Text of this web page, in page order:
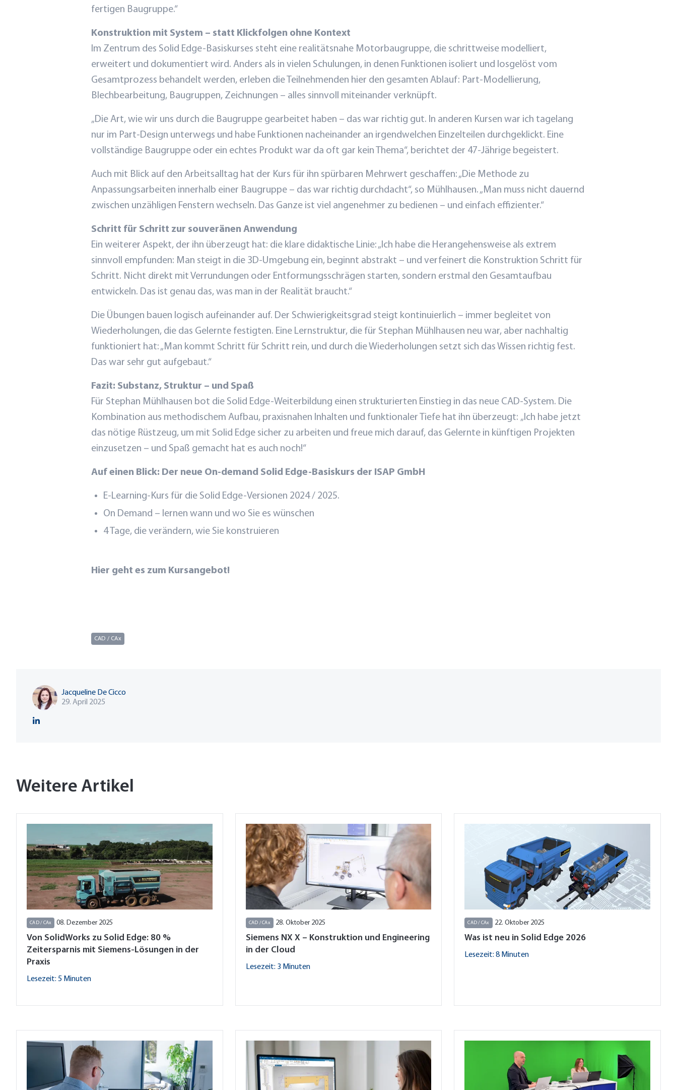
fertigen Baugruppe.“
Konstruktion mit System – statt Klickfolgen ohne Kontext
Im Zentrum des Solid Edge-Basiskurses steht eine realitätsnahe Motorbaugruppe, die schrittweise modelliert,
erweitert und dokumentiert wird. Anders als in vielen Schulungen, in denen Funktionen isoliert und losgelöst vom
Gesamtprozess behandelt werden, erleben die Teilnehmenden hier den gesamten Ablauf: Part-Modellierung,
Blechbearbeitung, Baugruppen, Zeichnungen – alles sinnvoll miteinander verknüpft.
„Die Art, wie wir uns durch die Baugruppe gearbeitet haben – das war richtig gut. In anderen Kursen war ich tagelang
nur im Part-Design unterwegs und habe Funktionen nacheinander an irgendwelchen Einzelteilen durchgeklickt. Eine
vollständige Baugruppe oder ein echtes Produkt war da oft gar kein Thema“, berichtet der 47-Jährige begeistert.
Auch mit Blick auf den Arbeitsalltag hat der Kurs für ihn spürbaren Mehrwert geschaffen: „Die Methode zu
Anpassungsarbeiten innerhalb einer Baugruppe – das war richtig durchdacht“, so Mühlhausen. „Man muss nicht dauernd
zwischen unzähligen Fenstern wechseln. Das Ganze ist viel angenehmer zu bedienen – und einfach effizienter.“
Schritt für Schritt zur souveränen Anwendung
Ein weiterer Aspekt, der ihn überzeugt hat: die klare didaktische Linie: „Ich habe die Herangehensweise als extrem
sinnvoll empfunden: Man steigt in die 3D-Umgebung ein, beginnt abstrakt – und verfeinert die Konstruktion Schritt für
Schritt. Nicht direkt mit Verrundungen oder Entformungsschrägen starten, sondern erstmal den Gesamtaufbau
entwickeln. Das ist genau das, was man in der Realität braucht.“
Die Übungen bauen logisch aufeinander auf. Der Schwierigkeitsgrad steigt kontinuierlich – immer begleitet von
Wiederholungen, die das Gelernte festigten. Eine Lernstruktur, die für Stephan Mühlhausen neu war, aber nachhaltig
funktioniert hat: „Man kommt Schritt für Schritt rein, und durch die Wiederholungen setzt sich das Wissen richtig fest.
Das war sehr gut aufgebaut.“
Fazit: Substanz, Struktur – und Spaß
Für Stephan Mühlhausen bot die Solid Edge-Weiterbildung einen strukturierten Einstieg in das neue CAD-System. Die
Kombination aus methodischem Aufbau, praxisnahen Inhalten und funktionaler Tiefe hat ihn überzeugt: „Ich habe jetzt
das nötige Rüstzeug, um mit Solid Edge sicher zu arbeiten und freue mich darauf, das Gelernte in künftigen Projekten
einzusetzen – und Spaß gemacht hat es auch noch!“
Auf einen Blick: Der neue On-demand Solid Edge-Basiskurs der ISAP GmbH
E-Learning-Kurs für die Solid Edge-Versionen 2024 / 2025.
On Demand – lernen wann und wo Sie es wünschen
4 Tage, die verändern, wie Sie konstruieren
Hier geht es zum Kursangebot!
CAD / CAx
Jacqueline De Cicco
29. April 2025
Weitere Artikel
CAD / CAx 08. Dezember 2025
Von SolidWorks zu Solid Edge: 80 %
Zeitersparnis mit Siemens-Lösungen in der
Praxis
Lesezeit: 5 Minuten
CAD / CAx 28. Oktober 2025
Siemens NX X – Konstruktion und Engineering
in der Cloud
Lesezeit: 3 Minuten
CAD / CAx 22. Oktober 2025
Was ist neu in Solid Edge 2026
Lesezeit: 8 Minuten